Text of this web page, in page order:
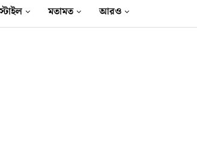
মতামত আরও